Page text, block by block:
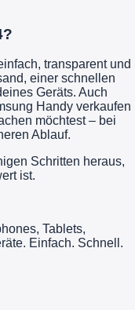
transparent und
einer schnellen
Geräts. Auch
Handy verkaufen
möchtest – bei
Ablauf.
Schritten heraus,
ist.
Tablets,
Einfach. Schnell.